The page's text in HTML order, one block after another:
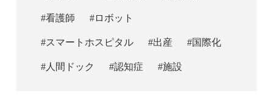
#看護師 #ロボット
#スマートホスピタル #出産 #国際化
#人間ドック #認知症 #施設